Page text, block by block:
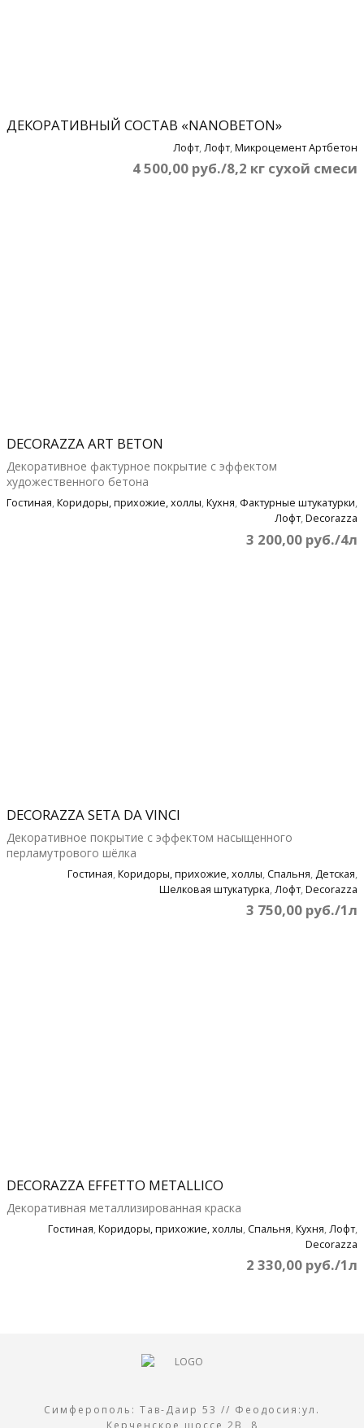
ДЕКОРАТИВНЫЙ СОСТАВ «NANOBETON»
Лофт,Лофт,Микроцемент Артбетон
4 500,00 руб./8,2 кг сухой смеси
DECORAZZA ART BETON
Декоративное фактурное покрытие с эффектом
художественного бетона
Гостиная,Коридоры, прихожие, холлы,Кухня, Фактурные штукатурки,
Лофт,Decorazza
3 200,00 руб./4л
DECORAZZA SETA DA VINCI
Декоративное покрытие с эффектом насыщенного
перламутрового шёлка
Гостиная,Коридоры, прихожие, холлы,Спальня,Детская,
Шелковая штукатурка,Лофт,Decorazza
3 750,00 руб./1л
DECORAZZA EFFETTO METALLICO
Декоративная металлизированная краска
Гостиная,Коридоры, прихожие, холлы,Спальня,Кухня,Лофт,
Decorazza
2 330,00 руб./1л
Симферополь: Тав-Даир 53 // Феодосия:ул.